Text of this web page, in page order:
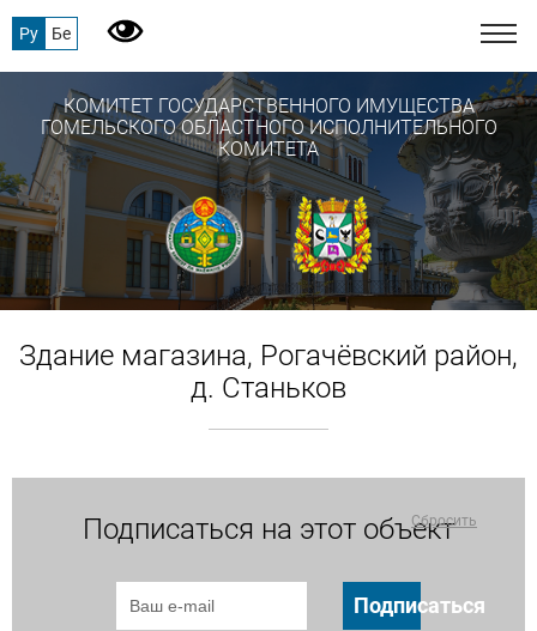
Ру Бе
КОМИТЕТ ГОСУДАРСТВЕННОГО ИМУЩЕСТВА
ГОМЕЛЬСКОГО ОБЛАСТНОГО ИСПОЛНИТЕЛЬНОГО
КОМИТЕТА
Здание магазина, Рогачёвский район,
д. Станьков
Сбросить
Подписаться на этот объект
Подписаться